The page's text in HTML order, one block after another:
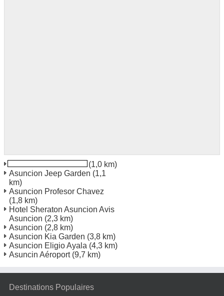
(1,0 km)
Asuncion Jeep Garden (1,1
km)
Asuncion Profesor Chavez
(1,8 km)
Hotel Sheraton Asuncion Avis
Asuncion (2,3 km)
Asuncion (2,8 km)
Asuncion Kia Garden (3,8 km)
Asuncion Eligio Ayala (4,3 km)
Asuncin Aéroport(9,7 km)
Destinations Populaires